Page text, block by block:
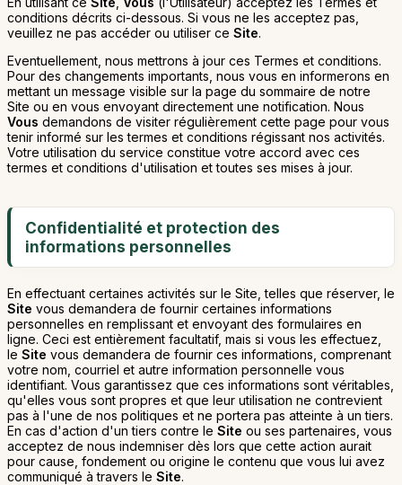
conditions décrits ci-dessous. Si vous ne les acceptez pas,
veuillez ne pas accéder ou utiliser ce Site.
Eventuellement, nous mettrons à jour ces Termes et conditions.
Pour des changements importants, nous vous en informerons en
mettant un message visible sur la page du sommaire de notre
Site ou en vous envoyant directement une notification. Nous
Vous demandons de visiter régulièrement cette page pour vous
tenir informé sur les termes et conditions régissant nos activités.
Votre utilisation du service constitue votre accord avec ces
termes et conditions d'utilisation et toutes ses mises à jour.
Confidentialité et protection des
informations personnelles
En effectuant certaines activités sur le Site, telles que réserver, le
Site vous demandera de fournir certaines informations
personnelles en remplissant et envoyant des formulaires en
ligne. Ceci est entièrement facultatif, mais si vous les effectuez,
le Site vous demandera de fournir ces informations, comprenant
votre nom, courriel et autre information personnelle vous
identifiant. Vous garantissez que ces informations sont véritables,
qu'elles vous sont propres et que leur utilisation ne contrevient
pas à l'une de nos politiques et ne portera pas atteinte à un tiers.
En cas d'action d'un tiers contre le Site ou ses partenaires, vous
acceptez de nous indemniser dès lors que cette action aurait
pour cause, fondement ou origine le contenu que vous lui avez
communiqué à travers le Site.